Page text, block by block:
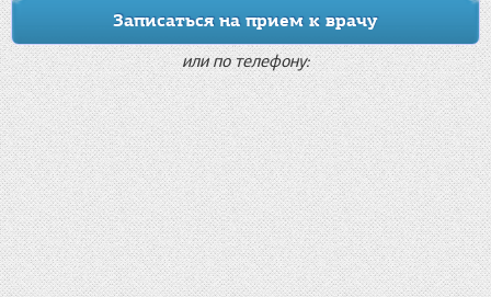
Записаться на прием к врачу
или по телефону: